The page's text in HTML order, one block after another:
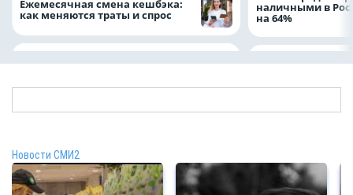
Ежемесячная смена кешбэка:
как меняются траты и спрос
наличными в
на 64%
Новости СМИ2